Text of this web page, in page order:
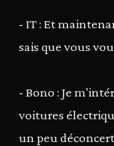
- IT : Et
sais que vous
- Bono : Je
voitures
un peu